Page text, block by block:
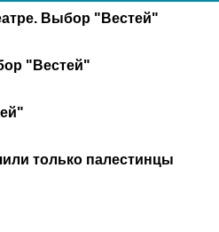
Выбор "Вестей"
"Вестей"
только палестинцы